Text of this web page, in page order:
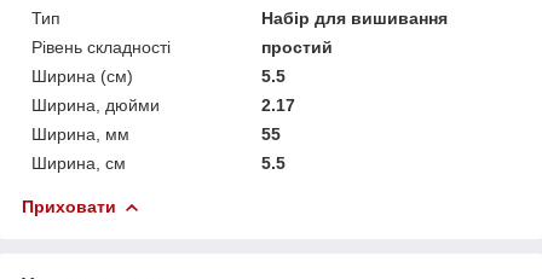
Тип
Набір для вишивання
Рівень складності
простий
Ширина (см)
5.5
Ширина, дюйми
2.17
Ширина, мм
55
Ширина, см
5.5
Приховати